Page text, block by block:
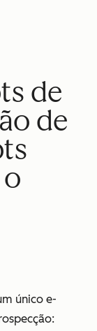
de
de
único e-